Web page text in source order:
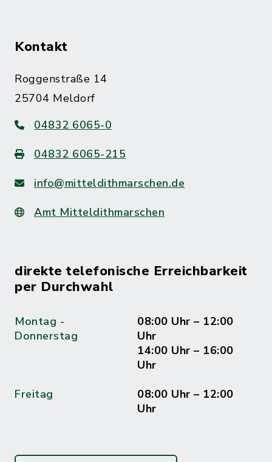
Kontakt
Roggenstraße 14
25704 Meldorf
04832 6065-0
04832 6065-215
info@mitteldithmarschen.de
Amt Mitteldithmarschen
direkte telefonische Erreichbarkeit
per Durchwahl
Montag -
Donnerstag
08:00 Uhr – 12:00
Uhr
14:00 Uhr – 16:00
Uhr
Freitag
08:00 Uhr – 12:00
Uhr